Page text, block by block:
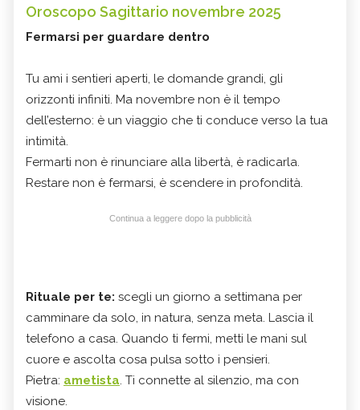
Oroscopo Sagittario novembre 2025
Fermarsi per guardare dentro
Tu ami i sentieri aperti, le domande grandi, gli
orizzonti infiniti. Ma novembre non è il tempo
dell’esterno: è un viaggio che ti conduce verso la tua
intimità.
Fermarti non è rinunciare alla libertà, è radicarla.
Restare non è fermarsi, è scendere in profondità.
Continua a leggere dopo la pubblicità
Rituale per te: scegli un giorno a settimana per
camminare da solo, in natura, senza meta. Lascia il
telefono a casa. Quando ti fermi, metti le mani sul
cuore e ascolta cosa pulsa sotto i pensieri.
Pietra: ametista. Ti connette al silenzio, ma con
visione.